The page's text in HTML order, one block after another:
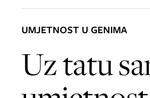
UMJETNOST U GENIMA
Uz tatu